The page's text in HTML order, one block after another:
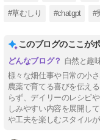
#草むしり #chatgpt #
このブログのここが
自然と趣
様々な畑仕事や日常の小
農薬で育てる喜びを伝え
らず、デイリーのレシピ
しみやすい内容を展開し
や工夫を楽しむスタイルが